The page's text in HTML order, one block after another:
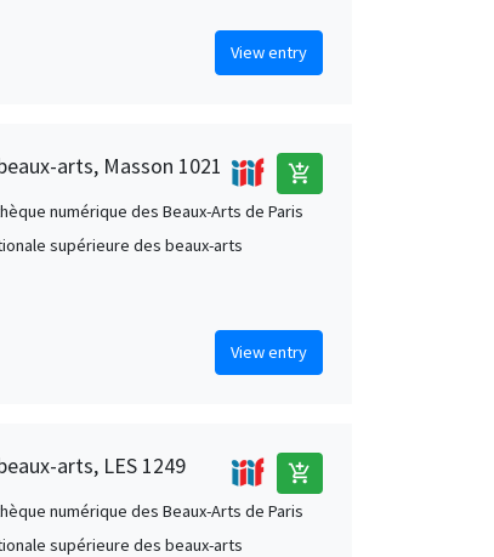
View entry
arts, Masson 1021 add_shopping_cart
numérique des Beaux-Arts de Paris
supérieure des beaux-arts
View entry
arts, LES 1249 add_shopping_cart
numérique des Beaux-Arts de Paris
supérieure des beaux-arts